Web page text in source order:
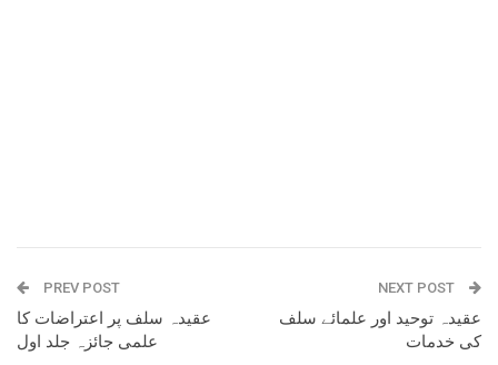
PREV POST
عقیدہ سلف پر اعتراضات کا
علمی جائزہ جلد اول
NEXT POST
عقیدہ توحید اور علمائے سلف
کی خدمات